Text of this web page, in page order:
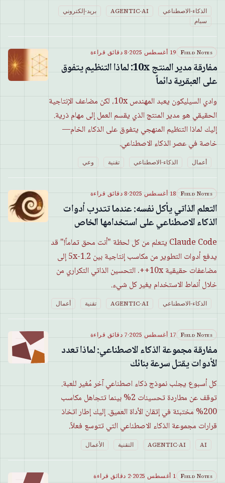
الذكاء-الاصطناعي AGENTIC-AI
بريد-إلكتروني
سبام
Field Notes 19 أغسطس 2025 ·8 دقائق قراءة
مفارقة مدير المنتج 10x: لماذا التنظيم يتفوق
على العبقرية دائماً
وادي السيليكون يعبد المهندس 10x، لكن مضاعف الإنتاجية
الحقيقي هو مدير المنتج الذي يقسم العمل إلى مهام ذرية.
إليك لماذا التنظيم المنهجي يتفوق على الذكاء الخام—
خاصة في عصر الذكاء الاصطناعي.
أعمال الذكاء-الاصطناعي تقنية وعي
Field Notes 18 أغسطس 2025 ·8 دقائق قراءة
التعلم الذاتي يأكل نفسه: عندما تتدرب أدوات
الذكاء الاصطناعي على استخدامها الخاص
Claude Code يتعلم من كل لحظة "أنت محق تماماً!" قد
يدفع أدوات التطوير من مكاسب إنتاجية بين 1.2-5x إلى
مضاعفات حقيقية 10x++. التحسين الذاتي التكراري من
خلال أنماط الاستخدام يغير كل شيء.
الذكاء-الاصطناعي AGENTIC-AI تقنية أعمال
Field Notes 17 أغسطس 2025 ·7 دقائق قراءة
مفارقة مجموعة الذكاء الاصطناعي: لماذا تعدد
الأدوات يقتل سرعة بنائك
كل أسبوع يجلب نموذج ذكاء اصطناعي آخر مُغير للعبة.
توقف عن مطاردة تحسينات 2% بينما تتجاهل مكاسب
200% مختبئة في إتقان الأداة العميق. إليك إطار اتخاذ
قرارات مجموعة الذكاء الاصطناعي التي تتوسع فعلاً.
AI
AGENTIC-AI التقنية الأعمال
Field Notes 1 أغسطس 2025 ·2 دقائق قراءة